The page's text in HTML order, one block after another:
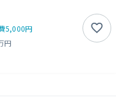
5,000円
円